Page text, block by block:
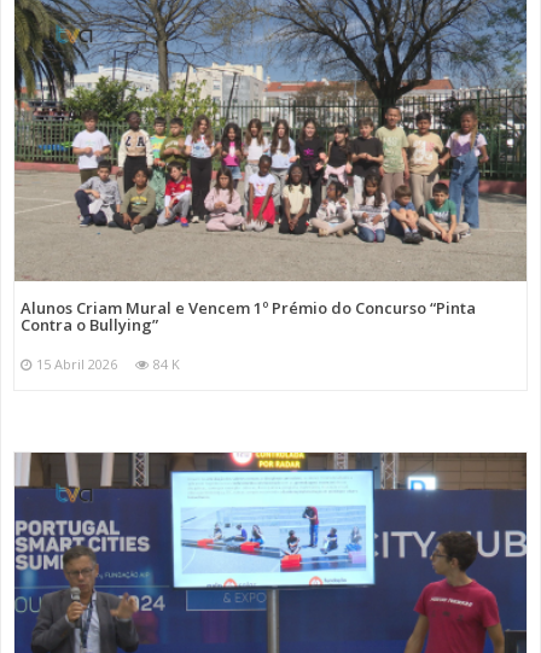
Alunos Criam Mural e Vencem 1º Prémio do Concurso “Pinta
Contra o Bullying”
15 Abril 2026 84 K